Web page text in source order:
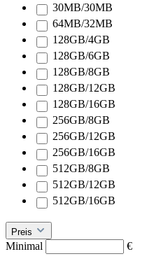
30MB/30MB
64MB/32MB
128GB/4GB
128GB/6GB
128GB/8GB
128GB/12GB
128GB/16GB
256GB/8GB
256GB/12GB
256GB/16GB
512GB/8GB
512GB/12GB
512GB/16GB
Preis
Minimal
€